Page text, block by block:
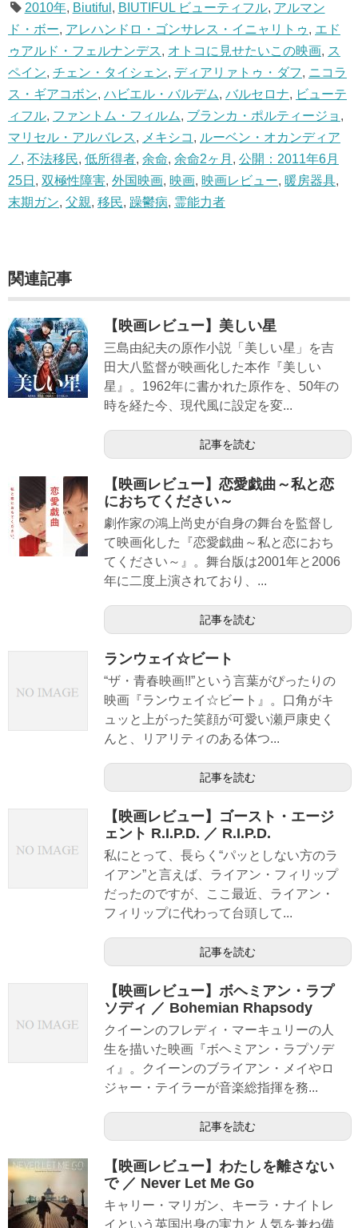
2010年, Biutiful , BIUTIFUL ビューティフル, アルマン
ド・ボー, アレハンドロ・ゴンサレス・イニャリトゥ , エド
ゥアルド・フェルナンデス, オトコに見せたいこの映画, ス
ペイン, チェン・タイシェン, ディアリァトゥ・ダフ, ニコラ
ス・ギアコボン, ハビエル・バルデム, バルセロナ, ビューテ
ィフル, ファントム・フィルム, ブランカ・ポルティージョ ,
マリセル・アルバレス, メキシコ , ルーベン・オカンディア
ノ , 不法移民, 低所得者, 余命, 余命2ヶ月 , 公開：2011年6月
25日 , 双極性障害, 外国映画, 映画, 映画レビュー, 暖房器具,
末期ガン, 父親, 移民, 躁鬱病, 霊能力者
関連記事
【映画レビュー】美しい星
三島由紀夫の原作小説「美しい星」を吉
田大八監督が映画化した本作『美しい
星』。1962年に書かれた原作を、50年の
時を経た今、現代風に設定を変...
記事を読む
【映画レビュー】恋愛戯曲～私と恋
におちてください～
劇作家の鴻上尚史が自身の舞台を監督し
て映画化した『恋愛戯曲～私と恋におち
てください～』。舞台版は2001年と2006
年に二度上演されており、...
記事を読む
ランウェイ☆ビート
“ザ・青春映画!!”という言葉がぴったりの
映画『ランウェイ☆ビート』。口角がキ
ュッと上がった笑顔が可愛い瀬戸康史く
んと、リアリティのある体つ...
記事を読む
【映画レビュー】ゴースト・エージ
ェント R.I.P.D. ／ R.I.P.D.
私にとって、長らく“パッとしない方のラ
イアン”と言えば、ライアン・フィリップ
だったのですが、ここ最近、ライアン・
フィリップに代わって台頭して...
記事を読む
【映画レビュー】ボヘミアン・ラプ
ソディ ／ Bohemian Rhapsody
クイーンのフレディ・マーキュリーの人
生を描いた映画『ボヘミアン・ラプソデ
ィ』。クイーンのブライアン・メイやロ
ジャー・テイラーが音楽総指揮を務...
記事を読む
【映画レビュー】わたしを離さない
で ／ Never Let Me Go
キャリー・マリガン、キーラ・ナイトレ
イという英国出身の実力と人気を兼ね備